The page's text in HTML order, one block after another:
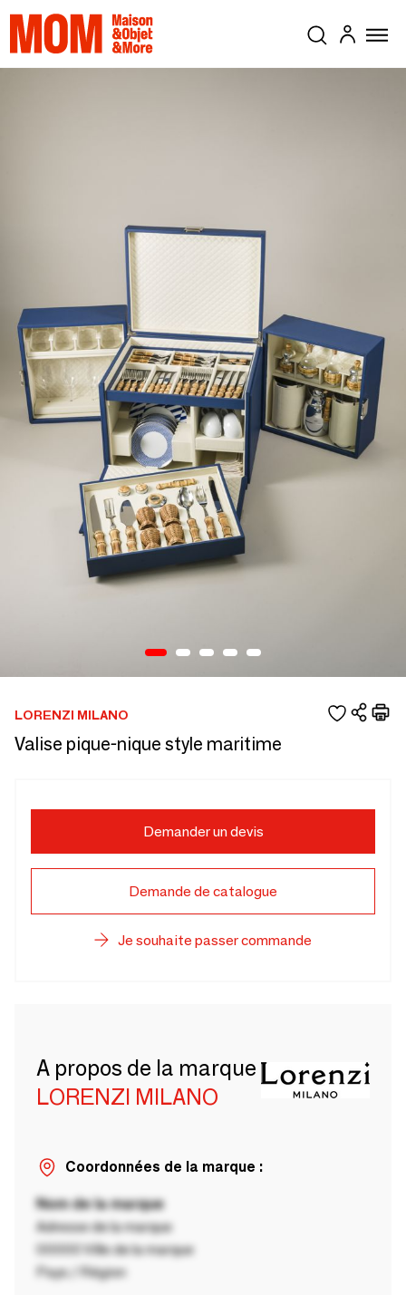
LORENZI MILANO
Valise pique-nique style maritime
Demander un devis
Demande de catalogue
Je souhaite passer commande
A propos de la marque
LORENZI MILANO
Coordonnées de la marque :
Nom de la marque
Adresse de la marque
00000 Ville de la marque
Pays / Région